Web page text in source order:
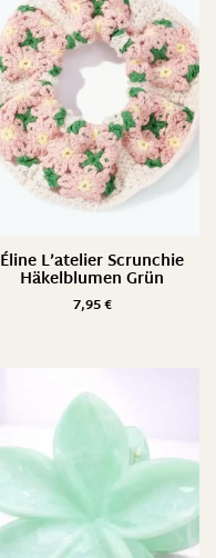
Éline L’atelier Scrunchie
Häkelblumen Grün
7,95€